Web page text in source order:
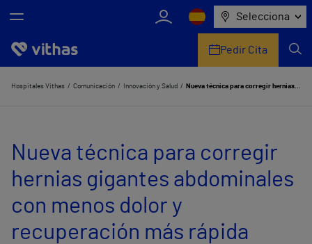
Selecciona
Nosotros
Servicios de salud
Equipo médico y asistencial
Pedir Cita
Hospitales Vithas Comunicación Innovación y Salud Nueva técnica para corregir hernias gigantes abdominales con menos dolor y recuperación más rápida
Nueva técnica para corregir
hernias gigantes abdominales
con menos dolor y
recuperación más rápida